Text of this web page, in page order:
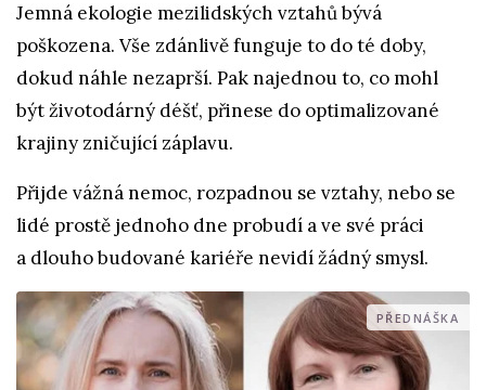
Jemná ekologie mezilidských vztahů bývá
poškozena. Vše zdánlivě funguje to do té doby,
dokud náhle nezaprší. Pak najednou to, co mohl
být životodárný déšť, přinese do optimalizované
krajiny zničující záplavu.
Přijde vážná nemoc, rozpadnou se vztahy, nebo se
lidé prostě jednoho dne probudí a ve své práci
a dlouho budované kariéře nevidí žádný smysl.
PŘEDNÁŠKA